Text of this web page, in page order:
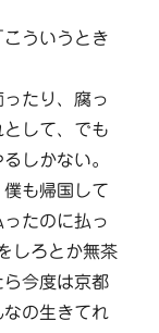
ういうとき
ったり、腐っ
して、でも
しかない。
も帰国して
たのに払っ
しろとか無茶
今度は京都
の生きてれ